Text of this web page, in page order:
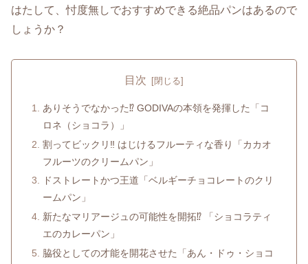
はたして、忖度無しでおすすめできる絶品パンはあるので
しょうか？
目次
ありそうでなかった⁉ GODIVAの本領を発揮した「コ
ロネ（ショコラ）」
割ってビックリ‼ はじけるフルーティな香り「カカオ
フルーツのクリームパン」
ドストレートかつ王道「ベルギーチョコレートのクリ
ームパン」
新たなマリアージュの可能性を開拓⁉ 「ショコラティ
エのカレーパン」
脇役としての才能を開花させた「あん・ドゥ・ショコ